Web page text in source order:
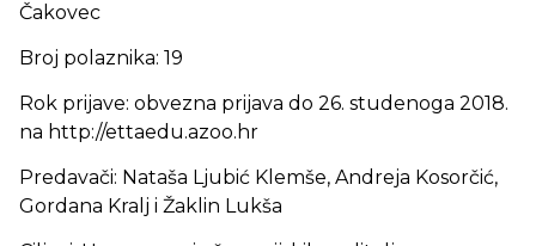
Čakovec
Broj polaznika: 19
Rok prijave: obvezna prijava do 26. studenoga 2018.
na http://ettaedu.azoo.hr
Predavači: Nataša Ljubić Klemše, Andreja Kosorčić,
Gordana Kralj i Žaklin Lukša